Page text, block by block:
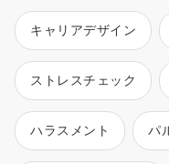
キャリアデザイン
ストレスチェック
ハラスメント パ